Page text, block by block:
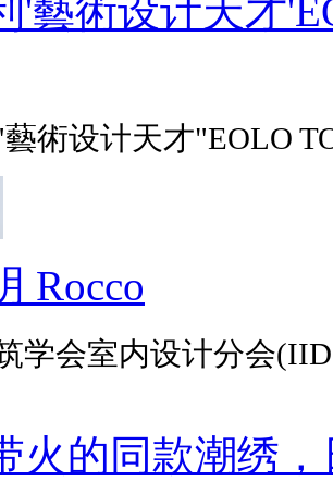
'藝術设计天才
術设计天才"EOLO
Rocco
学会室内设计分会
火的同款潮绣